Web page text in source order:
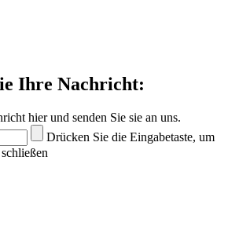
Ihre Nachricht:
hier und senden Sie sie an uns.
Drücken Sie die Eingabetaste, um